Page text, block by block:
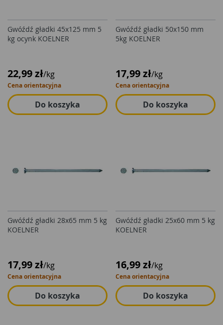
Gwóźdź gładki 45x125 mm 5
kg ocynk KOELNER
22,99 zł/kg
Cena orientacyjna
Do koszyka
Gwóźdź gładki 50x150 mm
5kg KOELNER
17,99 zł/kg
Cena orientacyjna
Do koszyka
Gwóźdź gładki 28x65 mm 5 kg
KOELNER
17,99 zł/kg
Cena orientacyjna
Do koszyka
Gwóźdź gładki 25x60 mm 5 kg
KOELNER
16,99 zł/kg
Cena orientacyjna
Do koszyka